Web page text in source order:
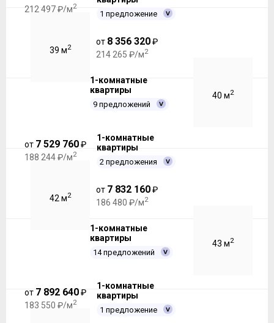
212 497 ₽/м2
1 предложение
39 м2
от 8 356 320₽
214 265 ₽/м2
1-комнатные
квартиры
9 предложений
40 м2
от 7 529 760₽
188 244 ₽/м2
1-комнатные
квартиры
2 предложения
42 м2
от 7 832 160₽
186 480 ₽/м2
1-комнатные
квартиры
14 предложений
43 м2
от 7 892 640₽
183 550 ₽/м2
1-комнатные
квартиры
1 предложение